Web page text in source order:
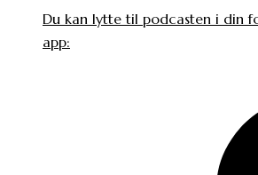
Du kan lytte til podcasten i din
app: